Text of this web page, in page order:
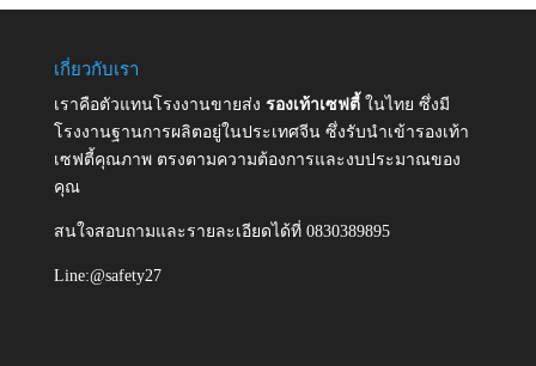
เกี่ยวกับเรา
เราคือตัวแทนโรงงานขายส่ง รองเท้าเซฟตี้ ในไทย ซึ่งมี
โรงงานฐานการผลิตอยู่ในประเทศจีน ซึ่งรับนำเข้ารองเท้า
เซฟตี้คุณภาพ ตรงตามความต้องการและงบประมาณของ
คุณ
สนใจสอบถามและรายละเอียดได้ที่ 0830389895
Line:@safety27